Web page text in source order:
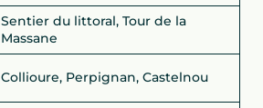
Sentier du littoral, Tour de la
Massane
Collioure, Perpignan, Castelnou